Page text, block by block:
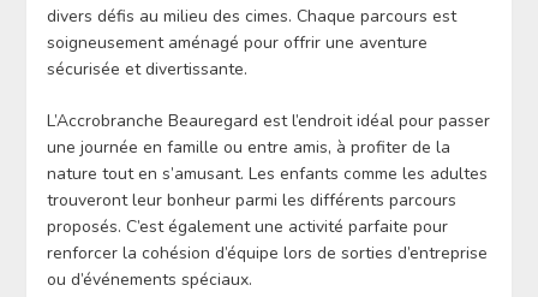
divers défis au milieu des cimes. Chaque parcours est
soigneusement aménagé pour offrir une aventure
sécurisée et divertissante.
L’Accrobranche Beauregard est l’endroit idéal pour passer
une journée en famille ou entre amis, à profiter de la
nature tout en s’amusant. Les enfants comme les adultes
trouveront leur bonheur parmi les différents parcours
proposés. C’est également une activité parfaite pour
renforcer la cohésion d’équipe lors de sorties d’entreprise
ou d’événements spéciaux.